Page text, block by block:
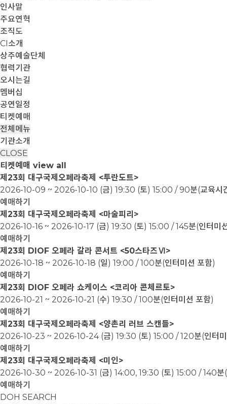
인사말
주요연혁
조직도
CI소개
상주예술단체
협력기관
오시는길
멤버십
공연일정
티켓예매
전체메뉴
기관소개
CLOSE
티켓예매 view all
제23회 대구국제오페라축제 <투란도트>
2026-10-09 ~ 2026-10-10 (금) 19:30 (토) 15:00 / 90분(교육시
예매하기
제23회 대구국제오페라축제 <마술피리>
2026-10-16 ~ 2026-10-17 (금) 19:30 (토) 15:00 / 145분(인터미
예매하기
제23회 DIOF 오페라 갈라 콘서트 <50스타즈Ⅵ>
2026-10-18 ~ 2026-10-18 (일) 19:00 / 100분(인터미션 포함)
예매하기
제23회 DIOF 오페라 쇼케이스 <코리아 콘체르토>
2026-10-21 ~ 2026-10-21 (수) 19:30 / 100분(인터미션 포함)
예매하기
제23회 대구국제오페라축제 <양촌리 러브 스캔들>
2026-10-23 ~ 2026-10-24 (금) 19:30 (토) 15:00 / 120분(인터
예매하기
제23회 대구국제오페라축제 <미인>
2026-10-30 ~ 2026-10-31 (금) 14:00, 19:30 (토) 15:00 / 140분
예매하기
DOH SEARCH